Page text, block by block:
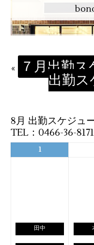
« ７月出勤
出勤
8月 出勤スケジュ
TEL：0466-36-8171
1
田中